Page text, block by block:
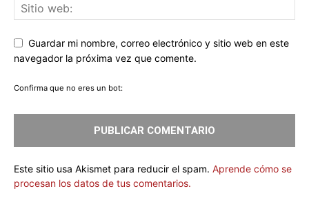
Guardar mi nombre, correo electrónico y sitio web en este
navegador la próxima vez que comente.
Confirma que no eres un bot:
Este sitio usa Akismet para reducir el spam. Aprende cómo se
procesan los datos de tus comentarios.